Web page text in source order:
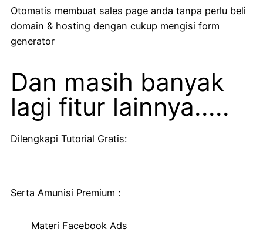
Otomatis membuat sales page anda tanpa perlu beli
domain & hosting dengan cukup mengisi form
generator
Dan masih banyak
lagi fitur lainnya.....
Dilengkapi Tutorial Gratis:
Serta Amunisi Premium :
Materi Facebook Ads